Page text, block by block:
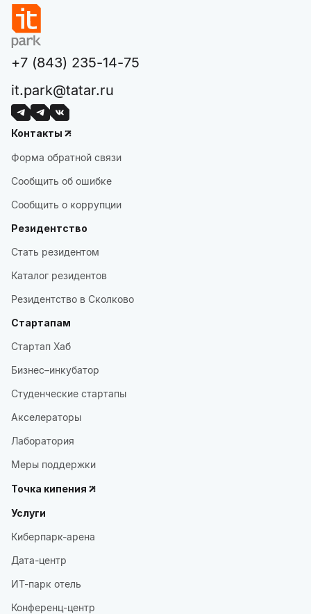
+7 (843) 235-14-75
it.park@tatar.ru
Контакты
Форма обратной связи
Сообщить об ошибке
Сообщить о коррупции
Резидентство
Стать резидентом
Каталог резидентов
Резидентство в Сколково
Стартапам
Стартап Хаб
Бизнес–инкубатор
Студенческие стартапы
Акселераторы
Лаборатория
Меры поддержки
Точка кипения
Услуги
Киберпарк-арена
Дата-центр
ИТ-парк отель
Конференц-центр